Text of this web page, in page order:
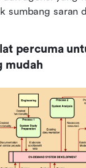
sumbang saran
percuma
mudah